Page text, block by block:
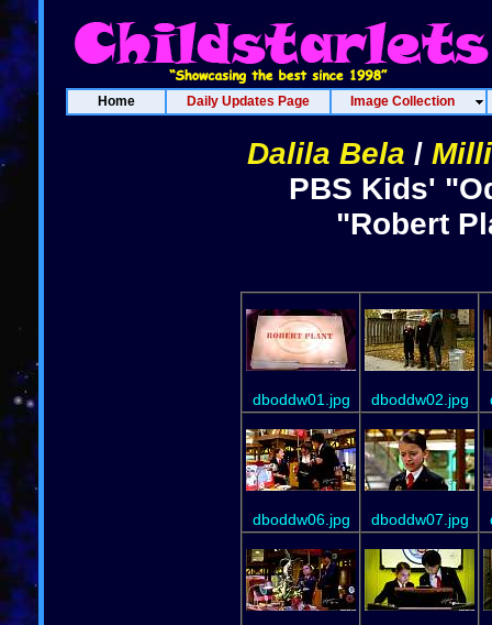
Home Daily Updates Page Image Collection
Dalila Bela /
PBS Kids'
"Robert
dboddw01.jpg dboddw02.jpg
dboddw06.jpg dboddw07.jpg